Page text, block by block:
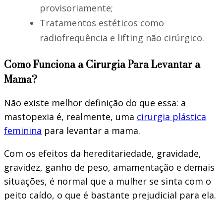
provisoriamente;
Tratamentos estéticos como
radiofrequência e lifting não cirúrgico.
Como Funciona a Cirurgia Para Levantar a
Mama?
Não existe melhor definição do que essa: a
mastopexia é, realmente, uma cirurgia plástica
feminina para levantar a mama.
Com os efeitos da hereditariedade, gravidade,
gravidez, ganho de peso, amamentação e demais
situações, é normal que a mulher se sinta com o
peito caído, o que é bastante prejudicial para ela.